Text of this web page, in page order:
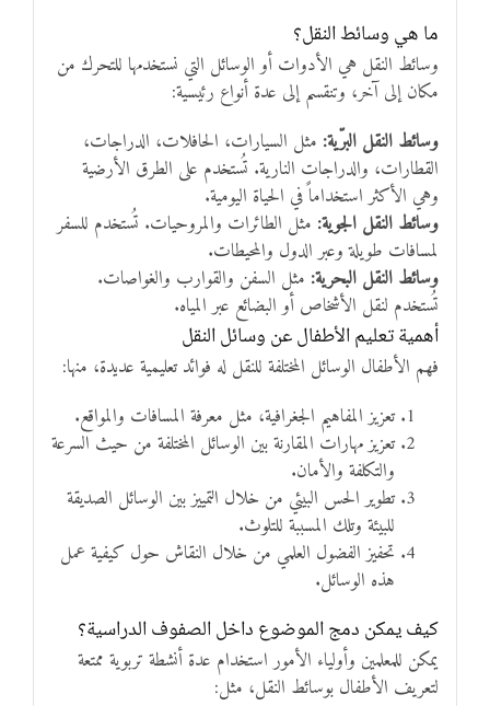
ما هي وسائط النقل؟
وسائط النقل هي الأدوات أو الوسائل التي نستخدمها للتحرك من
مكان إلى آخر، وتنقسم إلى عدة أنواع رئيسية:
وسائط النقل البرّية: مثل السيارات، الحافلات، الدراجات،
القطارات، والدراجات النارية. تُستخدم على الطرق الأرضية
وهي الأكثر استخداماً في الحياة اليومية.
وسائط النقل الجوية: مثل الطائرات والمروحيات. تُستخدم للسفر
لمسافات طويلة وعبر الدول والمحيطات.
وسائط النقل البحرية: مثل السفن والقوارب والغواصات.
تُستخدم لنقل الأشخاص أو البضائع عبر المياه.
أهمية تعليم الأطفال عن وسائل النقل
فهم الأطفال الوسائل المختلفة للنقل له فوائد تعليمية عديدة، منها:
تعزيز المفاهيم الجغرافية، مثل معرفة المسافات والمواقع.
تعزيز مهارات المقارنة بين الوسائل المختلفة من حيث السرعة
والتكلفة والأمان.
تطوير الحس البيئي من خلال التمييز بين الوسائل الصديقة
للبيئة وتلك المسببة للتلوث.
تحفيز الفضول العلمي من خلال النقاش حول كيفية عمل
هذه الوسائل.
كيف يمكن دمج الموضوع داخل الصفوف الدراسية؟
يمكن للمعلمين وأولياء الأمور استخدام عدة أنشطة تربوية ممتعة
لتعريف الأطفال بوسائط النقل، مثل: